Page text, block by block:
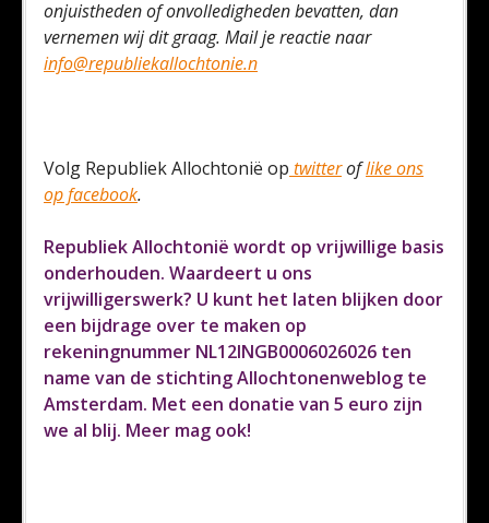
onjuistheden of onvolledigheden bevatten, dan
vernemen wij dit graag. Mail je reactie naar
info@republiekallochtonie.n
Volg Republiek Allochtonië op twitteroflike ons
op facebook.
Republiek Allochtonië wordt op vrijwillige basis
onderhouden. Waardeert u ons
vrijwilligerswerk? U kunt het laten blijken door
een bijdrage over te maken op
rekeningnummer NL12INGB0006026026 ten
name van de stichting Allochtonenweblog te
Amsterdam. Met een donatie van 5 euro zijn
we al blij. Meer mag ook!